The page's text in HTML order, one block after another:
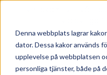
Denna webbplats lagrar
dator. Dessa kakor används
upplevelse på webbplatsen
personliga tjänster, både på